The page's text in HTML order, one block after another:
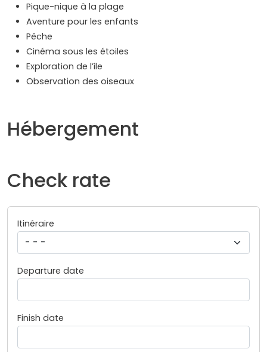
Pique-nique à la plage
Aventure pour les enfants
Pêche
Cinéma sous les étoiles
Exploration de l’ile
Observation des oiseaux
Hébergement
Check rate
Itinéraire
Departure date
Finish date